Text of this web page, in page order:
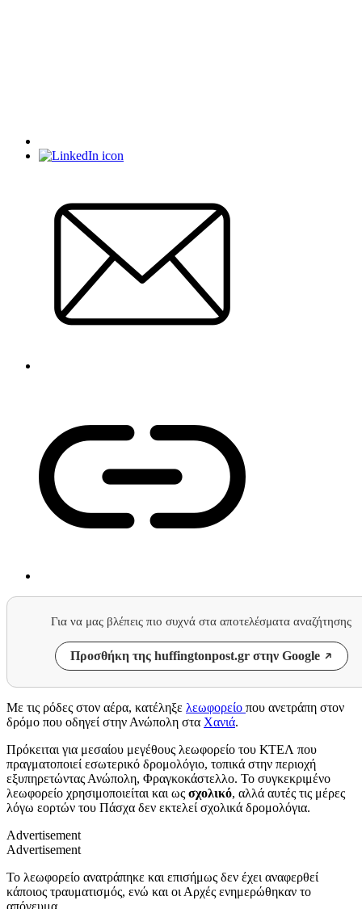
Για να μας βλέπεις πιο συχνά στα αποτελέσματα αναζήτησης
Προσθήκη της huffingtonpost.gr στην Google
Με τις ρόδες στον αέρα, κατέληξε λεωφορείο που ανετράπη στον
δρόμο που οδηγεί στην Ανώπολη στα Χανιά.
Πρόκειται για μεσαίου μεγέθους λεωφορείο του ΚΤΕΛ που
πραγματοποιεί εσωτερικό δρομολόγιο, τοπικά στην περιοχή
εξυπηρετώντας Ανώπολη, Φραγκοκάστελλο. Το συγκεκριμένο
λεωφορείο χρησιμοποιείται και ως σχολικό, αλλά αυτές τις μέρες
λόγω εορτών του Πάσχα δεν εκτελεί σχολικά δρομολόγια.
Advertisement
Advertisement
Το λεωφορείο ανατράπηκε και επισήμως δεν έχει αναφερθεί
κάποιος τραυματισμός, ενώ και οι Αρχές ενημερώθηκαν το
απόγευμα.